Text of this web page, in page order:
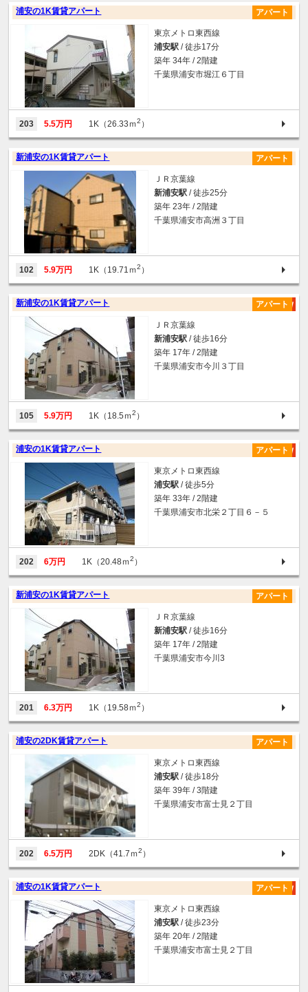
浦安の1K賃貸アパート アパート
東京メトロ東西線
浦安駅 / 徒歩17分
築年 34年 / 2階建
千葉県浦安市堀江６丁目
203 5.5万円 1K（26.33ｍ2 ）
新浦安の1K賃貸アパート アパート
ＪＲ京葉線
新浦安駅 / 徒歩25分
築年 23年 / 2階建
千葉県浦安市高洲３丁目
102 5.9万円 1K（19.71ｍ2 ）
新浦安の1K賃貸アパート アパート
ＪＲ京葉線
新浦安駅 / 徒歩16分
築年 17年 / 2階建
千葉県浦安市今川３丁目
105 5.9万円 1K（18.5ｍ2 ）
浦安の1K賃貸アパート アパート
東京メトロ東西線
浦安駅 / 徒歩5分
築年 33年 / 2階建
千葉県浦安市北栄２丁目６－５
202 6万円 1K（20.48ｍ2 ）
新浦安の1K賃貸アパート アパート
ＪＲ京葉線
新浦安駅 / 徒歩16分
築年 17年 / 2階建
千葉県浦安市今川3
201 6.3万円 1K（19.58ｍ2 ）
浦安の2DK賃貸アパート アパート
東京メトロ東西線
浦安駅 / 徒歩18分
築年 39年 / 3階建
千葉県浦安市富士見２丁目
202 6.5万円 2DK（41.7ｍ2 ）
浦安の1K賃貸アパート アパート
東京メトロ東西線
浦安駅 / 徒歩23分
築年 20年 / 2階建
千葉県浦安市富士見２丁目